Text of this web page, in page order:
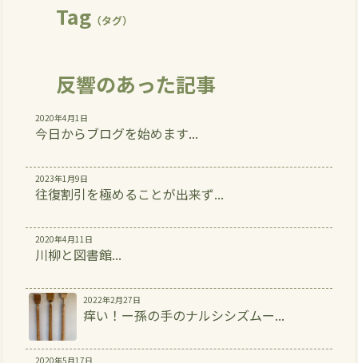
Tag（タグ）
反響のあった記事
2020年4月1日
今日からブログを始めます...
2023年1月9日
往復割引を極めることが出来ず...
2020年4月11日
川柳と図書館...
2022年2月27日
痒い！ー孫の手のナルシシズムー...
2020年5月17日